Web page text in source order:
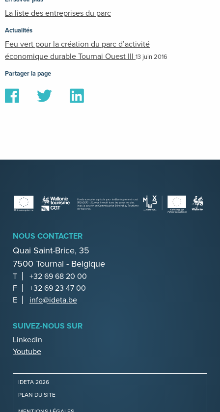
La liste des entreprises du parc
Actualités
Feu vert pour la création du parc d’activité
économique durable Tournai Ouest III 13 juin 2016
Partager la page
Partager
sur
Partager
sur
Partager
sur
NOUS CONTACTER
Quai Saint-Brice, 35
7500 Tournai - Belgique
T
+32 69 68 20 00
F
+32 69 23 47 00
E
info@ideta.be
SUIVEZ-NOUS SUR
Linkedin
Youtube
IDETA 2026
PLAN DU SITE